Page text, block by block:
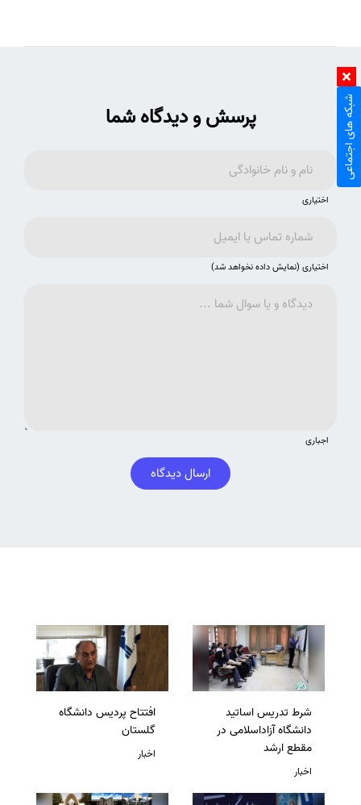
پرسش و دیدگاه شما
اختیاری
اختیاری (نمایش داده نخواهد شد)
اجباری
ارسال دیدگاه
شرط تدریس اساتید
دانشگاه آزاداسلامی در
مقطع ارشد
اخبار
افتتاح پردیس دانشگاه
گلستان
اخبار
شبکه های اجتماعی